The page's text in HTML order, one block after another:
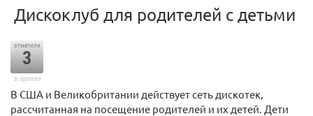
Дискоклуб для родителей с детьми
отметили
3
в архиве
В США и Великобритании действует сеть дискотек,
рассчитанная на посещение родителей и их детей. Дети